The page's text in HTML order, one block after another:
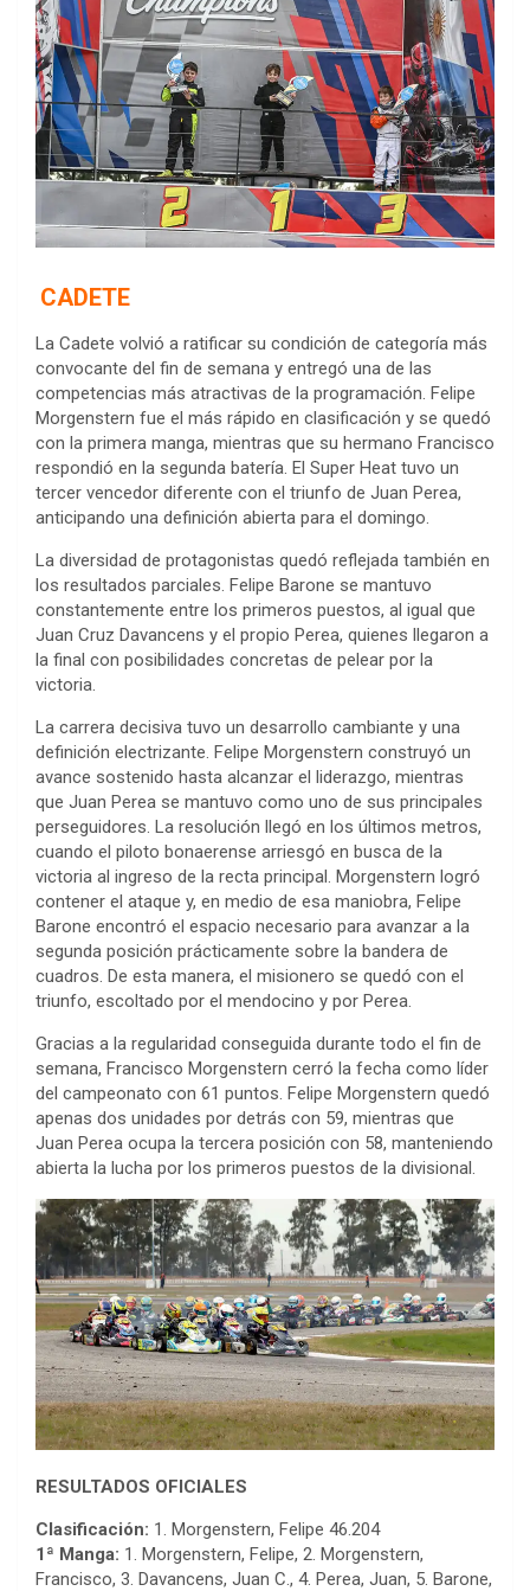
CADETE
La Cadete volvió a ratificar su condición de categoría más
convocante del fin de semana y entregó una de las
competencias más atractivas de la programación. Felipe
Morgenstern fue el más rápido en clasificación y se quedó
con la primera manga, mientras que su hermano Francisco
respondió en la segunda batería. El Super Heat tuvo un
tercer vencedor diferente con el triunfo de Juan Perea,
anticipando una definición abierta para el domingo.
La diversidad de protagonistas quedó reflejada también en
los resultados parciales. Felipe Barone se mantuvo
constantemente entre los primeros puestos, al igual que
Juan Cruz Davancens y el propio Perea, quienes llegaron a
la final con posibilidades concretas de pelear por la
victoria.
La carrera decisiva tuvo un desarrollo cambiante y una
definición electrizante. Felipe Morgenstern construyó un
avance sostenido hasta alcanzar el liderazgo, mientras
que Juan Perea se mantuvo como uno de sus principales
perseguidores. La resolución llegó en los últimos metros,
cuando el piloto bonaerense arriesgó en busca de la
victoria al ingreso de la recta principal. Morgenstern logró
contener el ataque y, en medio de esa maniobra, Felipe
Barone encontró el espacio necesario para avanzar a la
segunda posición prácticamente sobre la bandera de
cuadros. De esta manera, el misionero se quedó con el
triunfo, escoltado por el mendocino y por Perea.
Gracias a la regularidad conseguida durante todo el fin de
semana, Francisco Morgenstern cerró la fecha como líder
del campeonato con 61 puntos. Felipe Morgenstern quedó
apenas dos unidades por detrás con 59, mientras que
Juan Perea ocupa la tercera posición con 58, manteniendo
abierta la lucha por los primeros puestos de la divisional.
RESULTADOS OFICIALES
Clasificación: 1. Morgenstern, Felipe 46.204
1ª Manga: 1. Morgenstern, Felipe, 2. Morgenstern,
Francisco, 3. Davancens, Juan C., 4. Perea, Juan, 5. Barone,